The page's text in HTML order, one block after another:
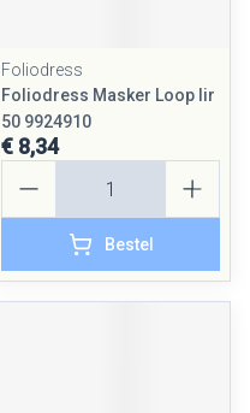
Foliodress
Foliodress Masker Loop Iir
50 9924910
€ 8,34
Bestel